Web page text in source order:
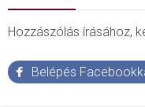
Hozzászólás írásához,
Belépés